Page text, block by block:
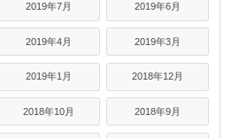
2019年7月 2019年6月
2019年4月 2019年3月
2019年1月 2018年12月
2018年10月 2018年9月